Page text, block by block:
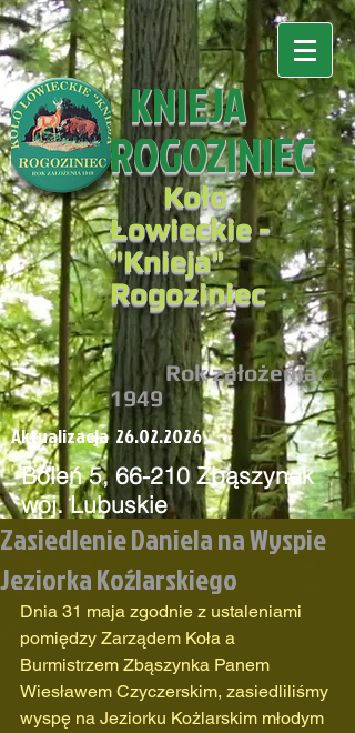
KNIEJA
ROGOZINIEC
Koło
Łowieckie -
"Knieja"
Rogoziniec
Rok założenia:
1949
Aktualizacja 26.02.2026
Boleń 5, 66-210 Zbąszynek
woj. Lubuskie
Odznaczone Złomem
orazMedalem
"Zasłużony Dla Łowiectwa
Lubuskiego"
Zasiedlenie Daniela na Wyspie
Jeziorka Koźlarskiego
Dnia 31 maja zgodnie z ustaleniami
pomiędzy Zarządem Koła a
Burmistrzem Zbąszynka Panem
Wiesławem Czyczerskim, zasiedliliśmy
wyspę na Jeziorku Kożlarskim młodym